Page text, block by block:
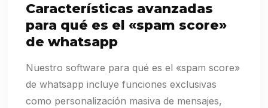
Características avanzadas
para qué es el «spam score»
de whatsapp
Nuestro software para qué es el «spam score»
de whatsapp incluye funciones exclusivas
como personalización masiva de mensajes,